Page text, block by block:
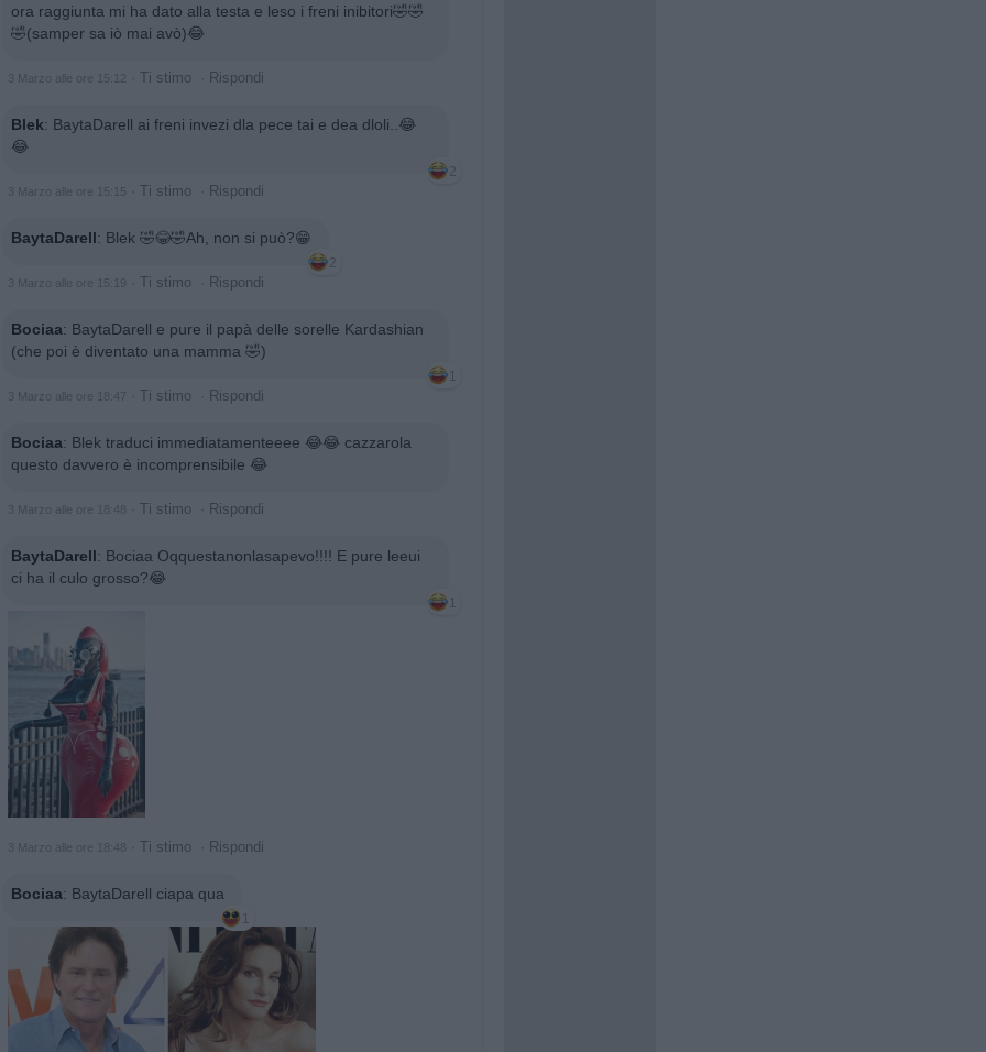
ora raggiunta mi ha dato alla testa e leso i freni inibitori🤣🤣
🤣(samper sa iò mai avò)😂
3 Marzo alle ore 15:12 Ti stimo Rispondi
Blek: BaytaDarell ai freni invezi dla pece tai e dea dloli..😂
😂
2
3 Marzo alle ore 15:15 Ti stimo Rispondi
BaytaDarell: Blek 🤣😂🤣Ah, non si può?😁
2
3 Marzo alle ore 15:19 Ti stimo Rispondi
Bociaa: BaytaDarell e pure il papà delle sorelle Kardashian
(che poi è diventato una mamma 🤣)
1
3 Marzo alle ore 18:47 Ti stimo Rispondi
Bociaa: Blek traduci immediatamenteeee 😂😂 cazzarola
questo davvero è incomprensibile 😂
3 Marzo alle ore 18:48 Ti stimo Rispondi
BaytaDarell: Bociaa Oqquestanonlasapevo!!!! E pure leeui
ci ha il culo grosso?😂
1
3 Marzo alle ore 18:48 Ti stimo Rispondi
Bociaa: BaytaDarell ciapa qua
1